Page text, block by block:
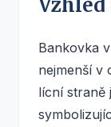
Bankovka
nejmenší v
lícní straně